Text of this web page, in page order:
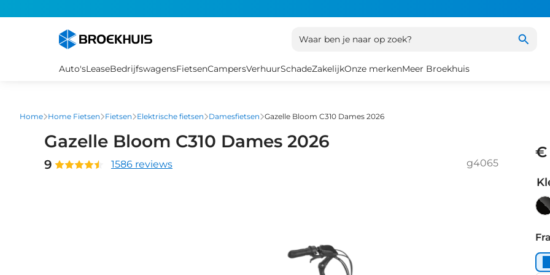
Waar ben je naar op zoek?
Auto'sLeaseBedrijfswagensFietsenCampersVerhuurSchadeZakelijkOnze merkenMeer Broekhuis
Home Home Fietsen Fietsen Elektrische fietsen Damesfietsen Gazelle Bloom C310 Dames 2026
Gazelle Bloom C310 Dames 2026
9 1586 reviews g4065
€